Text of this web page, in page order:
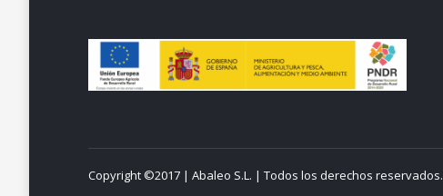
Copyright ©2017 | Abaleo S.L. | Todos los derechos reservados.